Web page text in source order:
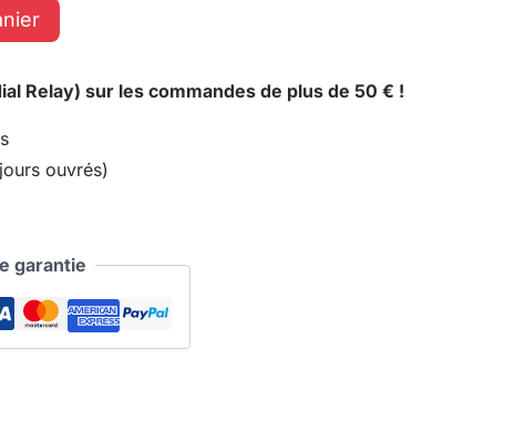
Relay) sur les commandes de plus de 50 € !
ouvrés)
garantie